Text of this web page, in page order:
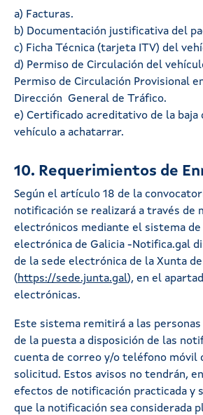
a) Facturas.
b) Documentación justificativa del
c) Ficha Técnica (tarjeta ITV) del
d) Permiso de Circulación del
Permiso de Circulación Provisional
Dirección General de Tráfico.
e) Certificado acreditativo de la baja
vehículo a achatarrar.
10. Requerimientos de
Según el artículo 18 de la
notificación se realizará a través de
electrónicos mediante el sistema
electrónica de Galicia -Notifica.gal
de la sede electrónica de la Xunta
(https://sede.junta.gal), en el
electrónicas.
Este sistema remitirá a las
de la puesta a disposición de las
cuenta de correo y/o teléfono móvil
solicitud. Estos avisos no tendrán,
efectos de notificación practicada y
que la notificación sea considerada